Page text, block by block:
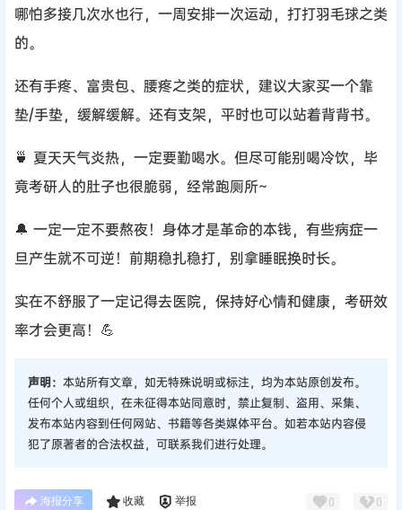
哪怕多接几次水也行，一周安排一次运动，打打羽毛球之类
的。
还有手疼、富贵包、腰疼之类的症状，建议大家买一个靠
垫/手垫，缓解缓解。还有支架，平时也可以站着背背书。
🍵 夏天天气炎热，一定要勤喝水。但尽可能别喝冷饮，毕
竟考研人的肚子也很脆弱，经常跑厕所~
🔔 一定一定不要熬夜！身体才是革命的本钱，有些病症一
旦产生就不可逆！前期稳扎稳打，别拿睡眠换时长。
实在不舒服了一定记得去医院，保持好心情和健康，考研效
率才会更高！💪
声明： 本站所有文章，如无特殊说明或标注，均为本站原创发布。
任何个人或组织，在未征得本站同意时，禁止复制、盗用、采集、
发布本站内容到任何网站、书籍等各类媒体平台。如若本站内容侵
犯了原著者的合法权益，可联系我们进行处理。
海报分享 收藏 举报 0 0